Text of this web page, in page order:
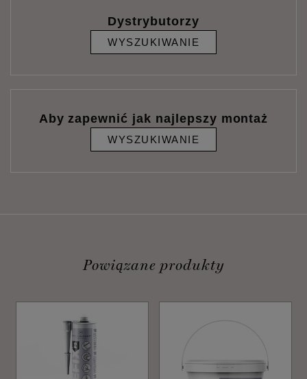
Dystrybutorzy
WYSZUKIWANIE
Aby zapewnić jak najlepszy montaż
WYSZUKIWANIE
Powiązane produkty